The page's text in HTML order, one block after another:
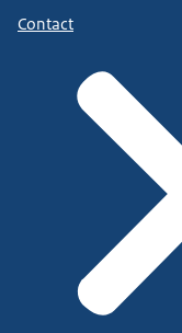
Contact